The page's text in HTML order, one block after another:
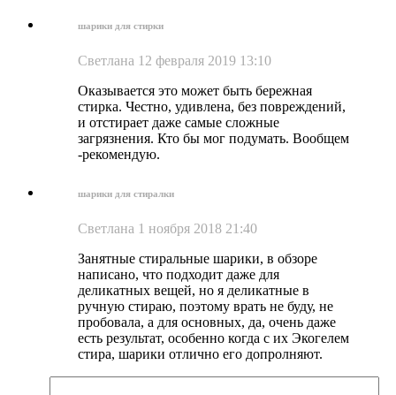
шарики для стирки
Светлана 12 февраля 2019 13:10
Оказывается это может быть бережная
стирка. Честно, удивлена, без повреждений,
и отстирает даже самые сложные
загрязнения. Кто бы мог подумать. Вообщем
-рекомендую.
шарики для стиралки
Светлана 1 ноября 2018 21:40
Занятные стиральные шарики, в обзоре
написано, что подходит даже для
деликатных вещей, но я деликатные в
ручную стираю, поэтому врать не буду, не
пробовала, а для основных, да, очень даже
есть результат, особенно когда с их Экогелем
стира, шарики отлично его допролняют.